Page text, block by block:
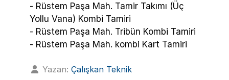
- Rüstem Paşa Mah. Tamir Takımı (Üç
Yollu Vana) Kombi Tamiri
- Rüstem Paşa Mah. Tribün Kombi Tamiri
- Rüstem Paşa Mah. kombi Kart Tamiri
Yazan: Çalışkan Teknik